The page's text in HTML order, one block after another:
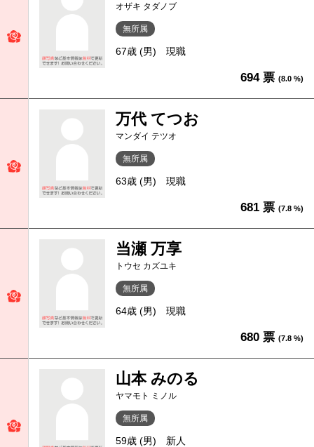
オザキ タダノブ
無所属
67歳 (男) 現職
694 票 (8.0 %)
万代 てつお
マンダイ テツオ
無所属
63歳 (男) 現職
681 票 (7.8 %)
当瀬 万享
トウセ カズユキ
無所属
64歳 (男) 現職
680 票 (7.8 %)
山本 みのる
ヤマモト ミノル
無所属
59歳 (男) 新人